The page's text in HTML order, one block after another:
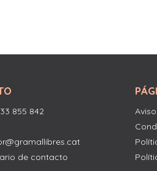
855 842
de contacto